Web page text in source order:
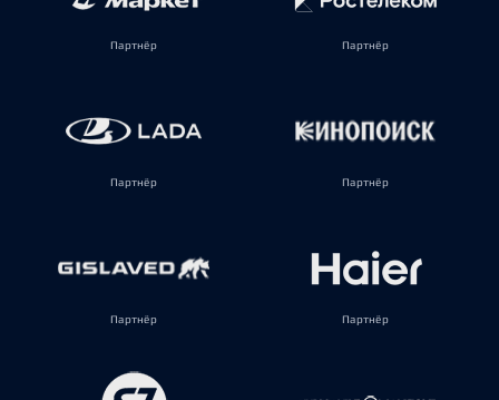
Партнёр Партнёр
Партнёр Партнёр
Партнёр Партнёр